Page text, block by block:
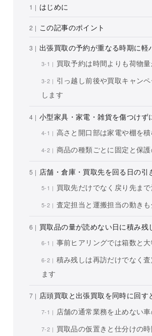
はじめに
この記事のポイント
出張買取の予約が重なる時期に軽
買取予約は時間よりも荷物
引っ越し前後や買取キャン
します
小型家具・家電・雑貨を傷つけず
高さと開口部は家電や棚を
商品の種類ごとに固定と保
店舗・倉庫・買取先を回る日の引
買取先だけでなく戻り先ま
査定担当と運搬担当の動き
買取品の量が読めない日に積み残
事前ヒアリングでは箱数と
積み残しは再訪だけでなく
ます
店頭買取と出張買取を同時に回す
店舗の通常業務を止めない
買取品の仮置きと仕分けの